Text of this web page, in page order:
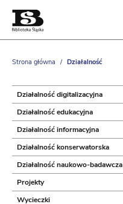
Strona główna / Działalność
Działalność digitalizacyjna
Działalność edukacyjna
Działalność informacyjna
Działalność konserwatorska
Działalność naukowo-badawcza
Projekty
Wycieczki